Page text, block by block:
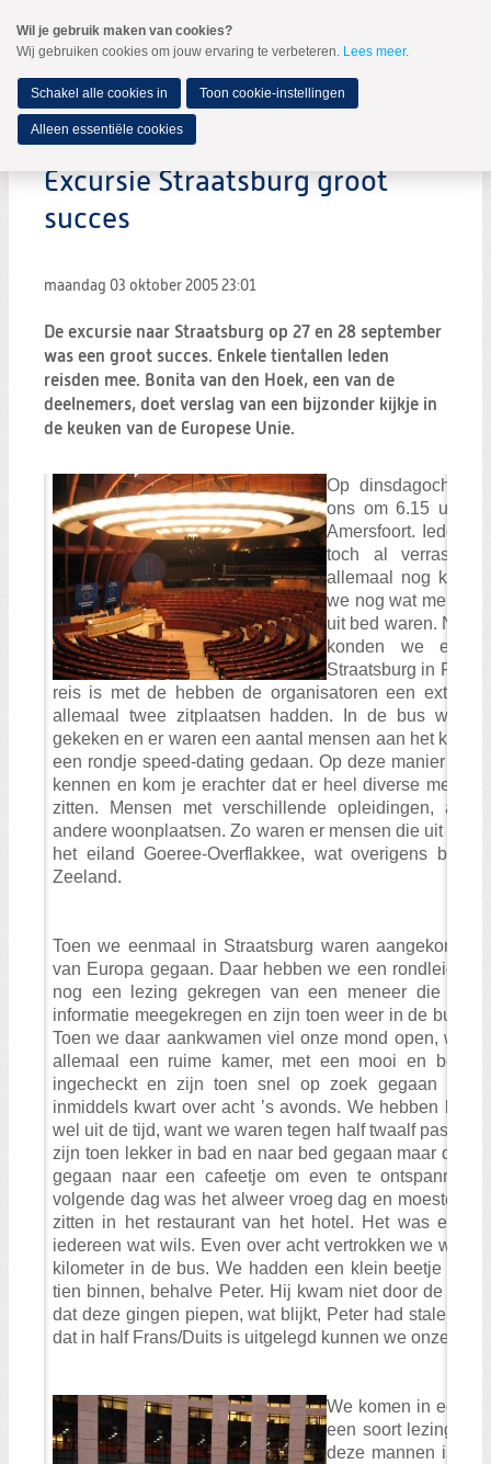
naar
Spring
de
inhoud
Spring
naar
hoofdmenu
MENU
Zoeken:
Zoeken
Excursie Straatsburg groot
succes
maandag 03 oktober 2005 23:01
De excursie naar Straatsburg op 27 en 28 september
was een groot succes. Enkele tientallen leden
reisden mee. Bonita van den Hoek, een van de
deelnemers, doet verslag van een bijzonder kijkje in
de keuken van de Europese Unie.
Op
ons om 6.15 uur
Amersfoort.
toch al
allemaal nog
we nog wat
uit bed waren. Nu
konden we echt
Straatsburg in
reis is met de hebben de organisatoren een extra
allemaal twee zitplaatsen hadden. In de bus werd
gekeken en er waren een aantal mensen aan het
een rondje speed-dating gedaan. Op deze manier leer
kennen en kom je erachter dat er heel diverse
zitten. Mensen met verschillende opleidingen,
andere woonplaatsen. Zo waren er mensen die uit
het eiland Goeree-Overflakkee, wat overigens bij
Zeeland.
Toen we eenmaal in Straatsburg waren
van Europa gegaan. Daar hebben we een rondleiding
nog een lezing gekregen van een meneer die bij
informatie meegekregen en zijn toen weer in de bus
Toen we daar aankwamen viel onze mond open, wat
allemaal een ruime kamer, met een mooi en bed
ingecheckt en zijn toen snel op zoek gegaan
inmiddels kwart over acht ’s avonds. We hebben
wel uit de tijd, want we waren tegen half twaalf pas
zijn toen lekker in bad en naar bed gegaan maar de
gegaan naar een cafeetje om even te ontspannen
volgende dag was het alweer vroeg dag en moesten
zitten in het restaurant van het hotel. Het was een
iedereen wat wils. Even over acht vertrokken we weer
kilometer in de bus. We hadden een klein beetje
tien binnen, behalve Peter. Hij kwam niet door de
dat deze gingen piepen, wat blijkt, Peter had stalen
dat in half Frans/Duits is uitgelegd kunnen we onze
We komen in een
een soort lezing
deze mannen is de
Wil je gebruik maken van cookies?
Wij gebruiken cookies om jouw ervaring te verbeteren. Lees meer.
Schakel alle cookies in Toon cookie-instellingen
Alleen essentiële cookies